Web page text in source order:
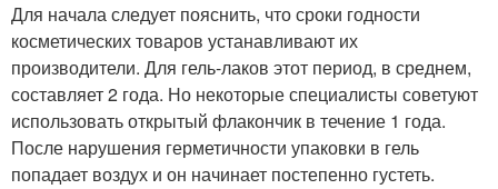
Для начала следует пояснить, что сроки годности
косметических товаров устанавливают их
производители. Для гель-лаков этот период, в среднем,
составляет 2 года. Но некоторые специалисты советуют
использовать открытый флакончик в течение 1 года.
После нарушения герметичности упаковки в гель
попадает воздух и он начинает постепенно густеть.